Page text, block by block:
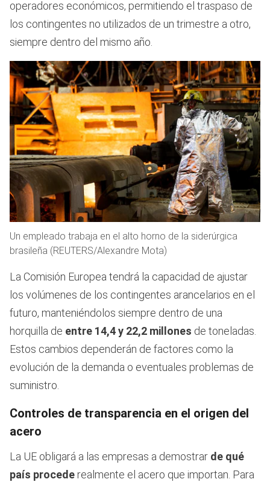
operadores económicos, permitiendo el traspaso de
los contingentes no utilizados de un trimestre a otro,
siempre dentro del mismo año.
Un empleado trabaja en el alto horno de la siderúrgica
brasileña (REUTERS/Alexandre Mota)
La Comisión Europea tendrá la capacidad de ajustar
los volúmenes de los contingentes arancelarios en el
futuro, manteniéndolos siempre dentro de una
horquilla de entre 14,4 y 22,2 millones de toneladas.
Estos cambios dependerán de factores como la
evolución de la demanda o eventuales problemas de
suministro.
Controles de transparencia en el origen del
acero
La UE obligará a las empresas a demostrar de qué
país procede realmente el acero que importan. Para